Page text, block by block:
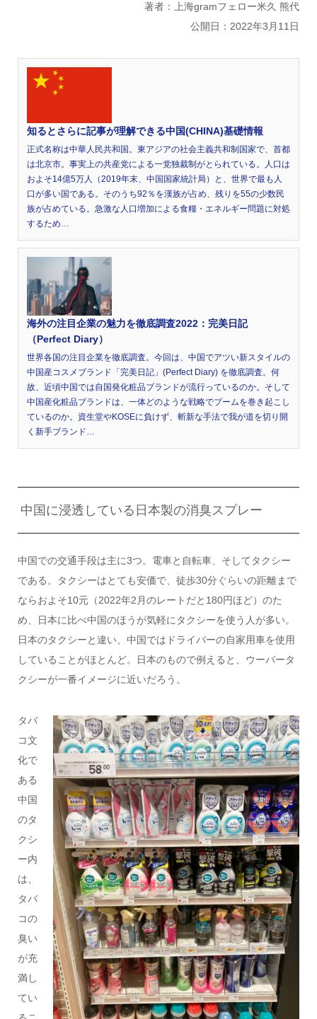
著者：上海gramフェロー米久 熊代
公開日：2022年3月11日
知るとさらに記事が理解できる中国(CHINA)基礎情報
正式名称は中華人民共和国。東アジアの社会主義共和制国家で、首都
は北京市。事実上の共産党による一党独裁制がとられている。人口は
およそ14億5万人（2019年末、中国国家統計局）と、世界で最も人
口が多い国である。そのうち92％を漢族が占め、残りを55の少数民
族が占めている。急激な人口増加による食糧・エネルギー問題に対処
するため…
海外の注目企業の魅力を徹底調査2022：完美日記
（Perfect Diary）
世界各国の注目企業を徹底調査。今回は、中国でアツい新スタイルの
中国産コスメブランド「完美日記」(Perfect Diary) を徹底調査。何
故、近頃中国では自国発化粧品ブランドが流行っているのか。そして
中国産化粧品ブランドは、一体どのような戦略でブームを巻き起こし
ているのか。資生堂やKOSEに負けず、斬新な手法で我が道を切り開
く新手ブランド…
中国に浸透している日本製の消臭スプレー
中国での交通手段は主に3つ。電車と自転車、そしてタクシー
である。タクシーはとても安価で、徒歩30分ぐらいの距離まで
ならおよそ10元（2022年2月のレートだと180円ほど）のた
め、日本に比べ中国のほうが気軽にタクシーを使う人が多い。
日本のタクシーと違い、中国ではドライバーの自家用車を使用
していることがほとんど。日本のもので例えると、ウーバータ
クシーが一番イメージに近いだろう。
タバ
コ文
化で
ある
中国
のタ
クシ
ー内
は、
タバ
コの
臭い
が充
満し
てい